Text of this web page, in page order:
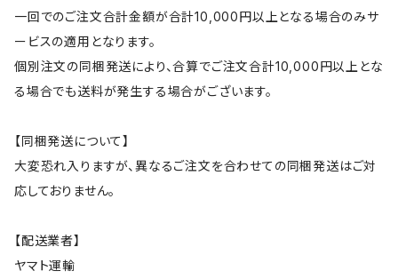
一回でのご注文合計金額が合計10,000円以上となる場合のみサ
ービスの適用となります。
個別注文の同梱発送により、合算でご注文合計10,000円以上とな
る場合でも送料が発生する場合がございます。
【同梱発送について】
大変恐れ入りますが、異なるご注文を合わせての同梱発送はご対
応しておりません。
【配送業者】
ヤマト運輸